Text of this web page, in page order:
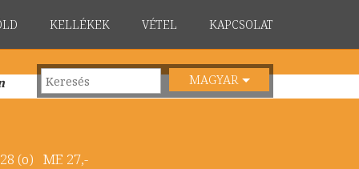
KELLÉKEK VÉTEL KAPCSOLAT
MAGYAR
(o) ME 27,-